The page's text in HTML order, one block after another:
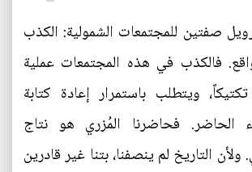
صفتين للمجتمعات الشمولية: الكذب
فالكذب في هذه المجتمعات عملية
ويتطلب باستمرار إعادة كتابة
الحاضر. فحاضرنا المُزري هو نتاج
التاريخ لم ينصفنا، بتنا غير قادرين